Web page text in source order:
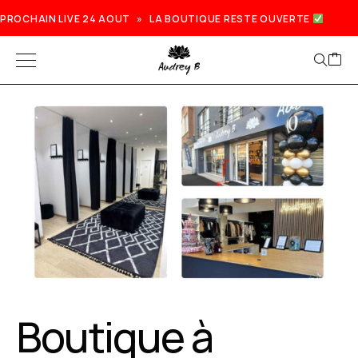
PROCHAIN LIVE 24 AOUT » LA BOUTIQUE RESTE OUVERTE
Prochain live lundi